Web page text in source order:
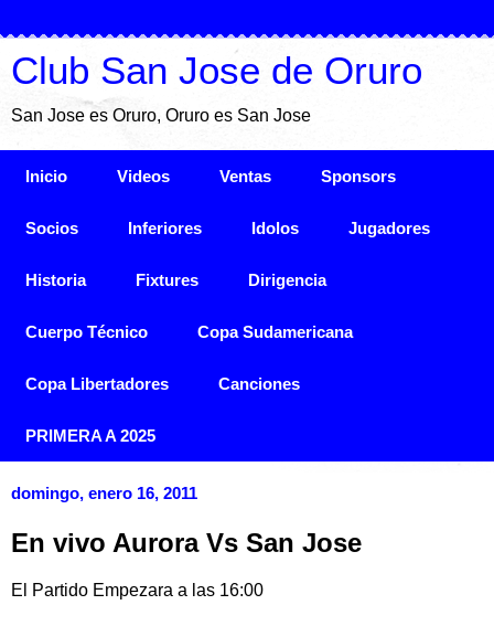
Club San Jose de Oruro
San Jose es Oruro, Oruro es San Jose
Inicio Videos Ventas Sponsors
Socios Inferiores Idolos Jugadores
Historia Fixtures Dirigencia
Cuerpo Técnico Copa Sudamericana
Copa Libertadores Canciones
PRIMERA A 2025
domingo, enero 16, 2011
En vivo Aurora Vs San Jose
El Partido Empezara a las 16:00